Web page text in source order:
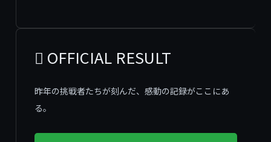
 OFFICIAL RESULT
昨年の挑戦者たちが刻んだ、感動の記録がここにあ
る。